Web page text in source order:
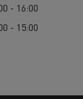
- 16:00
- 15:00